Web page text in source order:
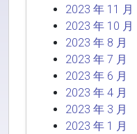
2023 年 11 月
2023 年 10 月
2023 年 8 月
2023 年 7 月
2023 年 6 月
2023 年 4 月
2023 年 3 月
2023 年 1 月